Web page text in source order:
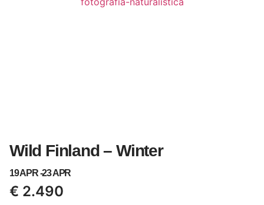
Wild Finland – Winter
19 APR -23 APR
€ 2.490